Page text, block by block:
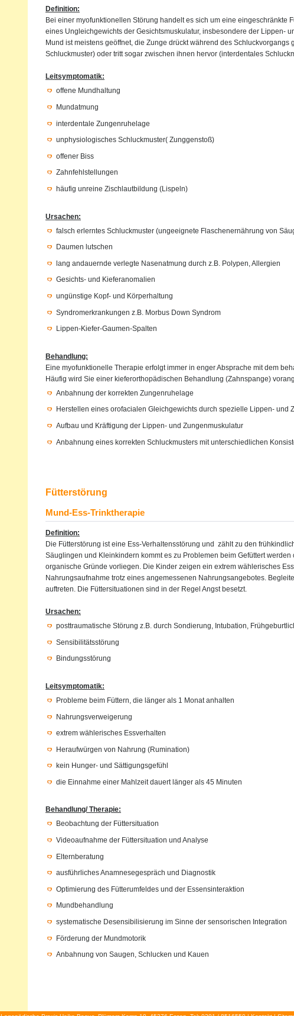
Definition:
Bei einer myofunktionellen Störung handelt es sich um eine eingeschränkte
eines Ungleichgewichts der Gesichtsmuskulatur, insbesondere der Lippen-
Mund ist meistens geöffnet, die Zunge drückt während des Schluckvorgangs
Schluckmuster) oder tritt sogar zwischen ihnen hervor (interdentales
Leitsymptomatik:
offene Mundhaltung
Mundatmung
interdentale Zungenruhelage
unphysiologisches Schluckmuster( Zunggenstoß)
offener Biss
Zahnfehlstellungen
häufig unreine Zischlautbildung (Lispeln)
Ursachen:
falsch erlerntes Schluckmuster (ungeeignete Flaschenernährung von
Daumen lutschen
lang andauernde verlegte Nasenatmung durch z.B. Polypen, Allergien
Gesichts- und Kieferanomalien
ungünstige Kopf- und Körperhaltung
Syndromerkrankungen z.B. Morbus Down Syndrom
Lippen-Kiefer-Gaumen-Spalten
Behandlung:
Eine myofunktionelle Therapie erfolgt immer in enger Absprache mit dem
Häufig wird Sie einer kieferorthopädischen Behandlung (Zahnspange)
Anbahnung der korrekten Zungenruhelage
Herstellen eines orofacialen Gleichgewichts durch spezielle Lippen- und
Aufbau und Kräftigung der Lippen- und Zungenmuskulatur
Anbahnung eines korrekten Schluckmusters mit unterschiedlichen
Fütterstörung
Mund-Ess-Trinktherapie
Definition:
Die Fütterstörung ist eine Ess-Verhaltensstörung und zählt zu den
Säuglingen und Kleinkindern kommt es zu Problemen beim Gefüttert
organische Gründe vorliegen. Die Kinder zeigen ein extrem wählerisches
Nahrungsaufnahme trotz eines angemessenen Nahrungsangebotes.
auftreten. Die Füttersituationen sind in der Regel Angst besetzt.
Ursachen:
posttraumatische Störung z.B. durch Sondierung, Intubation,
Sensibilitätsstörung
Bindungsstörung
Leitsymptomatik:
Probleme beim Füttern, die länger als 1 Monat anhalten
Nahrungsverweigerung
extrem wählerisches Essverhalten
Heraufwürgen von Nahrung (Rumination)
kein Hunger- und Sättigungsgefühl
die Einnahme einer Mahlzeit dauert länger als 45 Minuten
Behandlung/ Therapie:
Beobachtung der Füttersituation
Videoaufnahme der Füttersituation und Analyse
Elternberatung
ausführliches Anamnesegespräch und Diagnostik
Optimierung des Fütterumfeldes und der Essensinteraktion
Mundbehandlung
systematische Desensibilisierung im Sinne der sensorischen Integration
Förderung der Mundmotorik
Anbahnung von Saugen, Schlucken und Kauen